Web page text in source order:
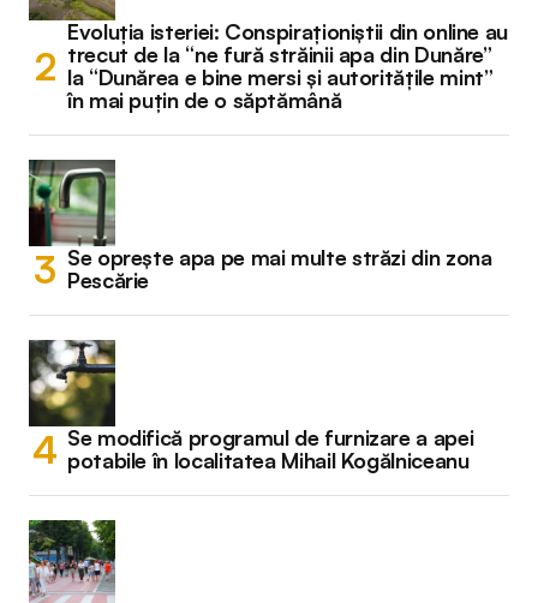
Evoluția isteriei: Conspiraționiștii din online au
trecut de la “ne fură străinii apa din Dunăre”
la “Dunărea e bine mersi și autoritățile mint”
în mai puțin de o săptămână
Se oprește apa pe mai multe străzi din zona
Pescărie
Se modifică programul de furnizare a apei
potabile în localitatea Mihail Kogălniceanu